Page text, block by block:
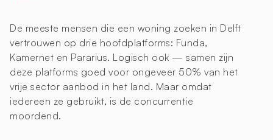
De meeste mensen die een woning zoeken in Delft
vertrouwen op drie hoofdplatforms: Funda,
Kamernet en Pararius. Logisch ook — samen zijn
deze platforms goed voor ongeveer 50% van het
vrije sector aanbod in het land. Maar omdat
iedereen ze gebruikt, is de concurrentie
moordend.